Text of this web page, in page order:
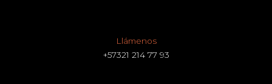
Llámenos
+57321 214 77 93